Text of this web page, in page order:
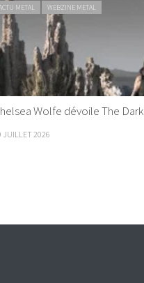
METAL WEBZINE METAL
Wolfe dévoile The Dark
JUILLET 2026